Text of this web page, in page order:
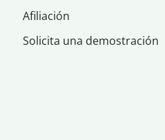
Afiliación
Solicita una demostración